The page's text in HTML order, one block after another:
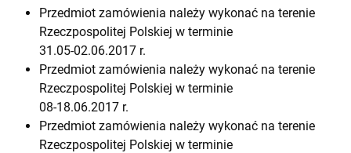
Przedmiot zamówienia należy wykonać na terenie
Rzeczpospolitej Polskiej w terminie
31.05-02.06.2017 r.
Przedmiot zamówienia należy wykonać na terenie
Rzeczpospolitej Polskiej w terminie
08-18.06.2017 r.
Przedmiot zamówienia należy wykonać na terenie
Rzeczpospolitej Polskiej w terminie